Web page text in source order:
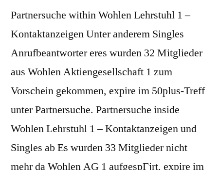
Partnersuche within Wohlen Lehrstuhl 1 –
Kontaktanzeigen Unter anderem Singles
Anrufbeantworter eres wurden 32 Mitglieder
aus Wohlen Aktiengesellschaft 1 zum
Vorschein gekommen, expire im 50plus-Treff
unter Partnersuche. Partnersuche inside
Wohlen Lehrstuhl 1 – Kontaktanzeigen und
Singles ab Es wurden 33 Mitglieder nicht
mehr da Wohlen AG 1 aufgespГјrt, expire im